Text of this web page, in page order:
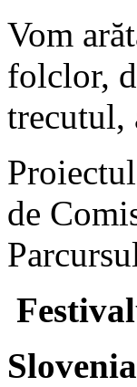
Vom
folclor,
trecutul,
de